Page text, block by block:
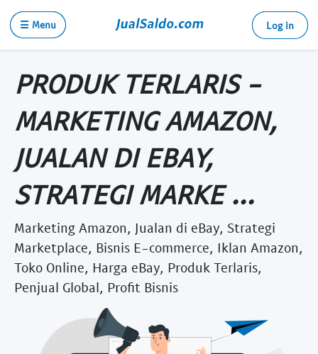
☰ Menu Log in
PRODUK TERLARIS -
MARKETING AMAZON,
JUALAN DI EBAY,
STRATEGI MARKE ...
Marketing Amazon, Jualan di eBay, Strategi
Marketplace, Bisnis E-commerce, Iklan Amazon,
Toko Online, Harga eBay, Produk Terlaris,
Penjual Global, Profit Bisnis